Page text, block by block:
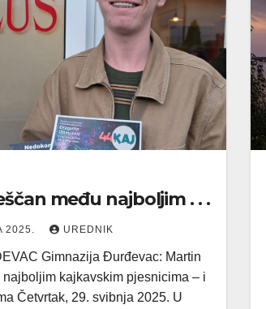
među najboljim . . .
2025. UREDNIK
Gimnazija Đurđevac: Martin
najboljim kajkavskim pjesnicima – i
Četvrtak, 29. svibnja 2025. U